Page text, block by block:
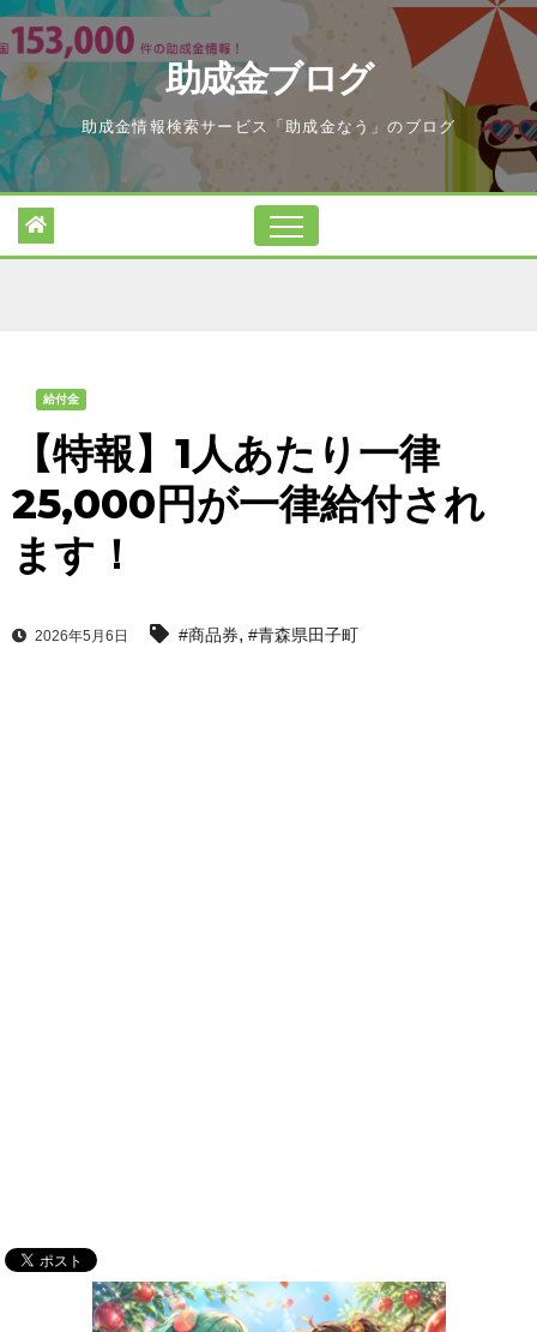
Skip
to
content
助成金ブログ
助成金情報検索サービス「助成金なう」のブログ
給付金
【特報】1人あたり一律
25,000円が一律給付され
ます！
2026年5月6日 #商品券, #青森県田子町